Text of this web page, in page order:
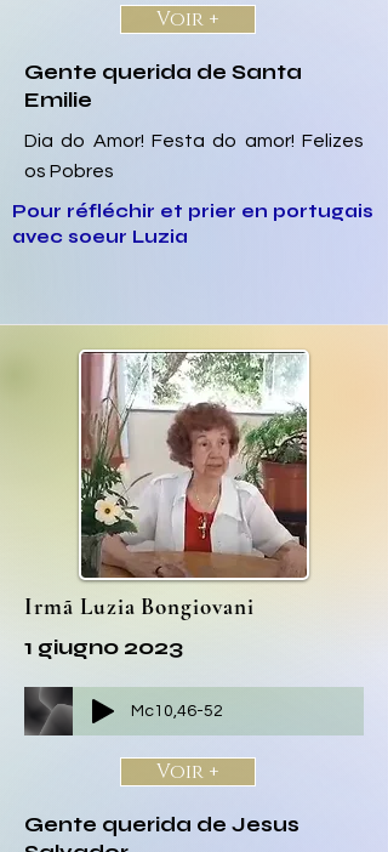
Voir +
Gente querida de Santa
Emilie
Dia do Amor! Festa do amor! Felizes
os Pobres
Pour réfléchir et prier en portugais
avec soeur Luzia
Irmã Luzia Bongiovani
1 giugno 2023
Mc10,46-52
Voir +
Gente querida de Jesus